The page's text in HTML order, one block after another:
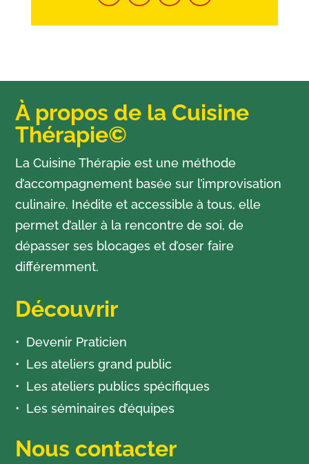
À propos de la Cuisine
Thérapie©
La Cuisine Thérapie est une méthode
d’accompagnement basée sur l’improvisation
culinaire. Inédite et accessible à tous, elle
permet d’aller à la rencontre de soi, de
dépasser ses blocages et d’oser faire
différemment.
Découvrir
Devenir Praticien
Les ateliers grand public
Les ateliers publics spécifiques
Les séminaires d’équipes
Nous contacter